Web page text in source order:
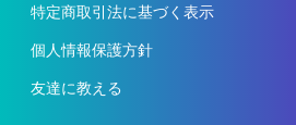
特定商取引法に基づく表示
個人情報保護方針
友達に教える